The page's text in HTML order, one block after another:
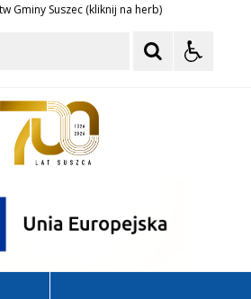
Gminy Suszec (kliknij na herb)